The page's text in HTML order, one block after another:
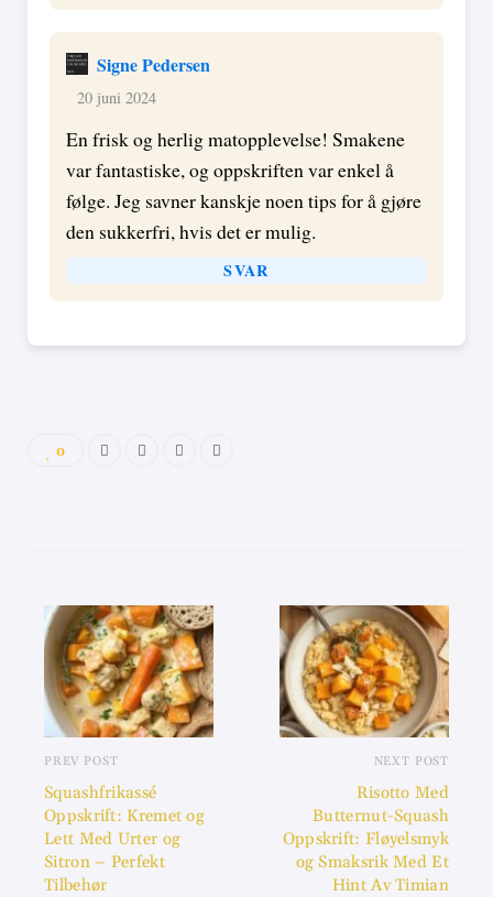
Signe Pedersen
20 juni 2024
En frisk og herlig matopplevelse! Smakene
var fantastiske, og oppskriften var enkel å
følge. Jeg savner kanskje noen tips for å gjøre
den sukkerfri, hvis det er mulig.
SVAR
0
PREV POST
Squashfrikassé
Oppskrift: Kremet og
Lett Med Urter og
Sitron – Perfekt
Tilbehør
NEXT POST
Risotto Med
Butternut-Squash
Oppskrift: Fløyelsmyk
og Smaksrik Med Et
Hint Av Timian